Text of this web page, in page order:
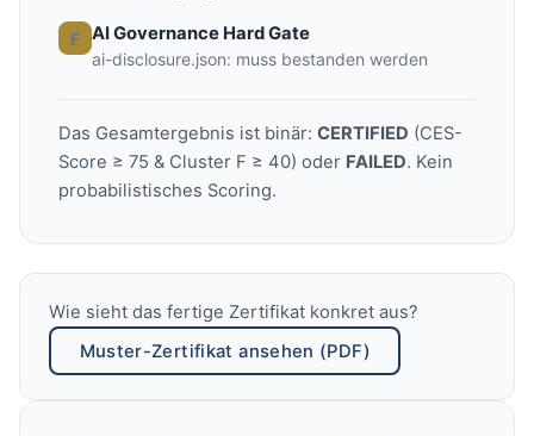
F AI Governance Hard Gate
ai-disclosure.json: muss bestanden werden
Das Gesamtergebnis ist binär: CERTIFIED (CES-
Score ≥ 75 & Cluster F ≥ 40) oder FAILED. Kein
probabilistisches Scoring.
Wie sieht das fertige Zertifikat konkret aus?
Muster-Zertifikat ansehen (PDF)